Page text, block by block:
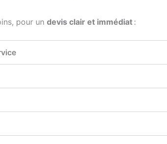
pour un devis clair et immédiat :